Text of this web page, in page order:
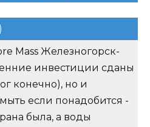
Mass Железногорск-
инвестиции сданы
конечно), но и
если понадобится -
была, а воды